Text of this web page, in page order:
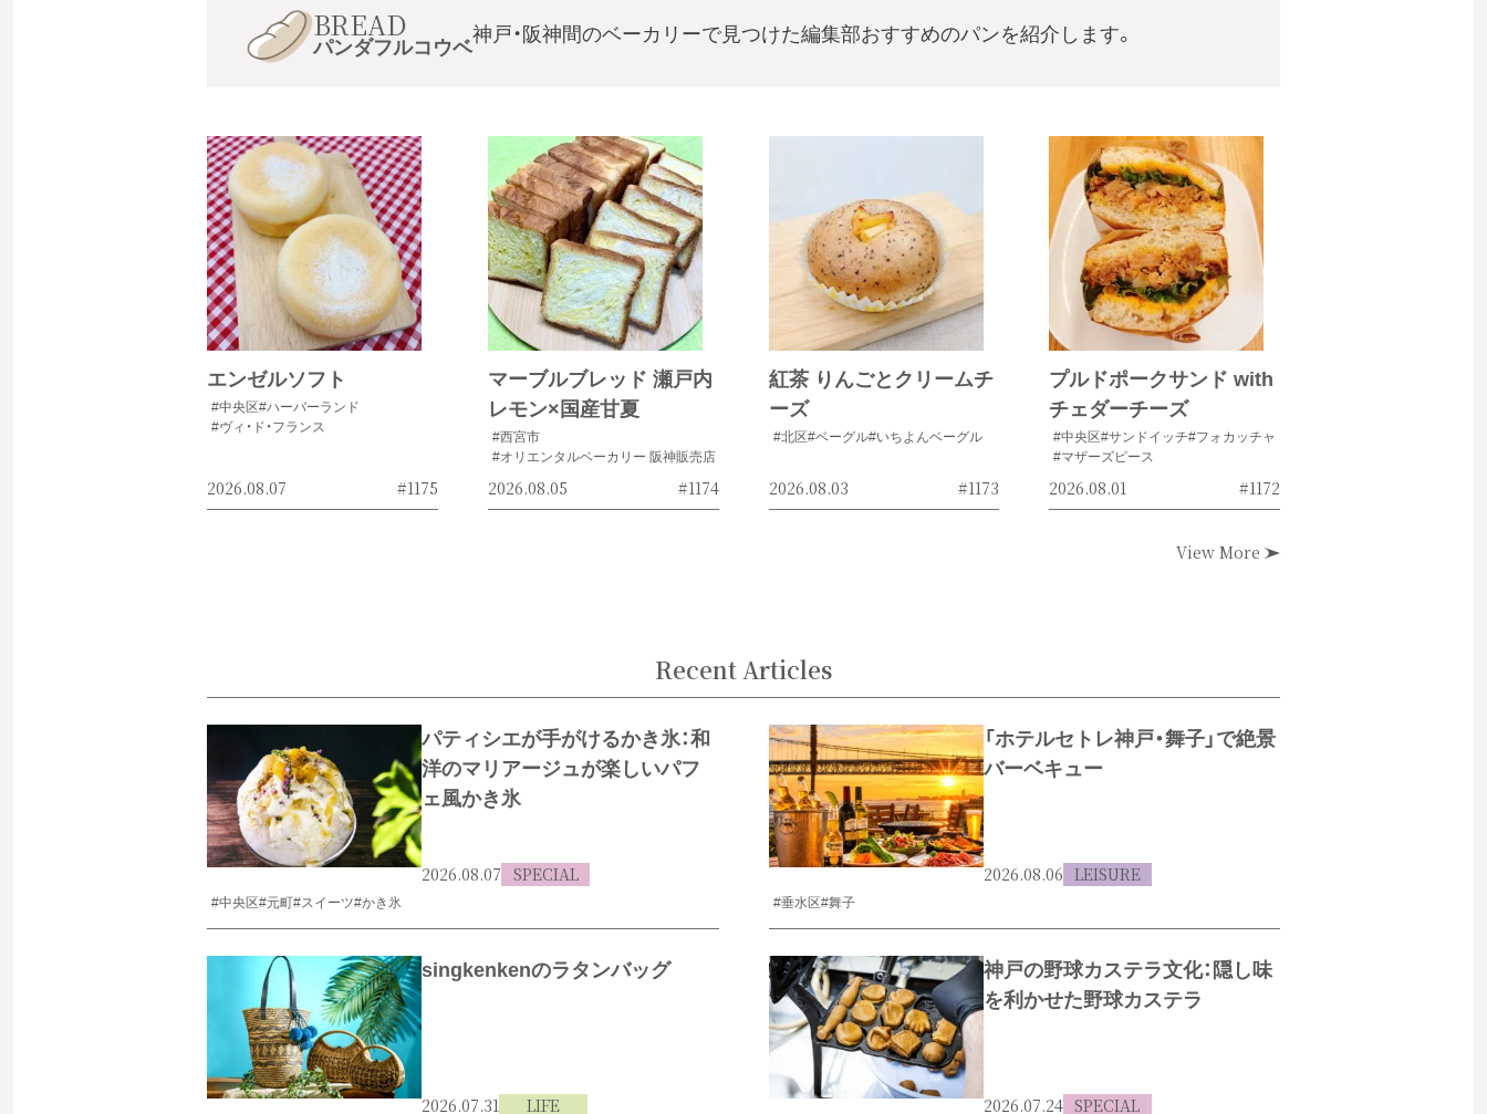
BREAD
パンダフルコウベ
神戸・阪神間のベーカリーで見つけた編集部おすすめのパンを紹介します。
エンゼルソフト
#中央区#ハーバーランド
#ヴィ・ド・フランス
2026.08.07 #1175
マーブルブレッド 瀬戸内
レモン×国産甘夏
#西宮市
#オリエンタルベーカリー 阪神販売店
2026.08.05 #1174
紅茶 りんごとクリームチ
ーズ
#北区#ベーグル#いちよんベーグル
2026.08.03 #1173
プルドポークサンド with
チェダーチーズ
#中央区#サンドイッチ#フォカッチャ
#マザーズピース
2026.08.01 #1172
View More
Recent Articles
パティシエが手がけるかき氷：和
洋のマリアージュが楽しいパフ
ェ風かき氷
2026.08.07 SPECIAL
#中央区#元町#スイーツ#かき氷
「ホテルセトレ神戸・舞子」で絶景
バーベキュー
2026.08.06 LEISURE
#垂水区#舞子
singkenkenのラタンバッグ
2026.07.31 LIFE
神戸の野球カステラ文化：隠し味
を利かせた野球カステラ
2026.07.24 SPECIAL